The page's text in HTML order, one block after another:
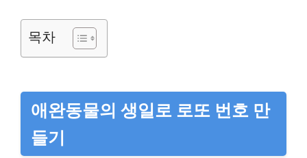
목차
애완동물의 생일로 로또 번호 만
들기